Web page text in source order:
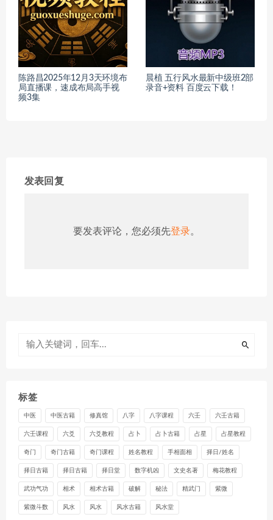
陈路昌2025年12月3天环境布
局直播课，速成布局高手视
频3集
晨植 五行风水最新中级班2部
录音+资料 百度云下载！
发表回复
要发表评论，您必须先登录。
标签
中医 中医古籍 修真馆 八字 八字课程 六壬 六壬古籍
六壬课程 六爻 六爻教程 占卜 占卜古籍 占星 占星教程
奇门 奇门古籍 奇门课程 姓名教程 手相面相 择日/姓名
择日古籍 择日古籍 择日堂 数字机凶 文史名著 梅花教程
武功气功 相术 相术古籍 破解 秘法 精武门 紫微
紫微斗数 风水 风水 风水古籍 风水堂